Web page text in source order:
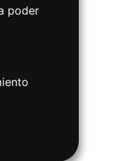
poder